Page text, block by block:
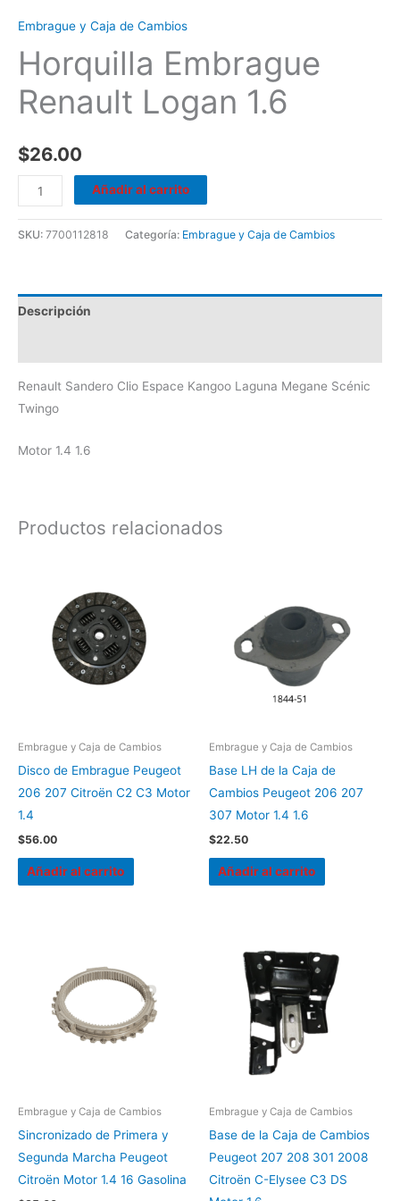
Embrague y Caja de Cambios
Horquilla Embrague
Renault Logan 1.6
$26.00
Añadir al carrito
SKU: 7700112818 Categoría: Embrague y Caja de Cambios
Descripción
Renault Sandero Clio Espace Kangoo Laguna Megane Scénic
Twingo
Motor 1.4 1.6
Productos relacionados
Embrague y Caja de Cambios
Disco de Embrague Peugeot
206 207 Citroën C2 C3 Motor
1.4
$56.00
Añadir al carrito
Embrague y Caja de Cambios
Base LH de la Caja de
Cambios Peugeot 206 207
307 Motor 1.4 1.6
$22.50
Añadir al carrito
Embrague y Caja de Cambios
Sincronizado de Primera y
Segunda Marcha Peugeot
Citroën Motor 1.4 16 Gasolina
Embrague y Caja de Cambios
Base de la Caja de Cambios
Peugeot 207 208 301 2008
Citroën C-Elysee C3 DS